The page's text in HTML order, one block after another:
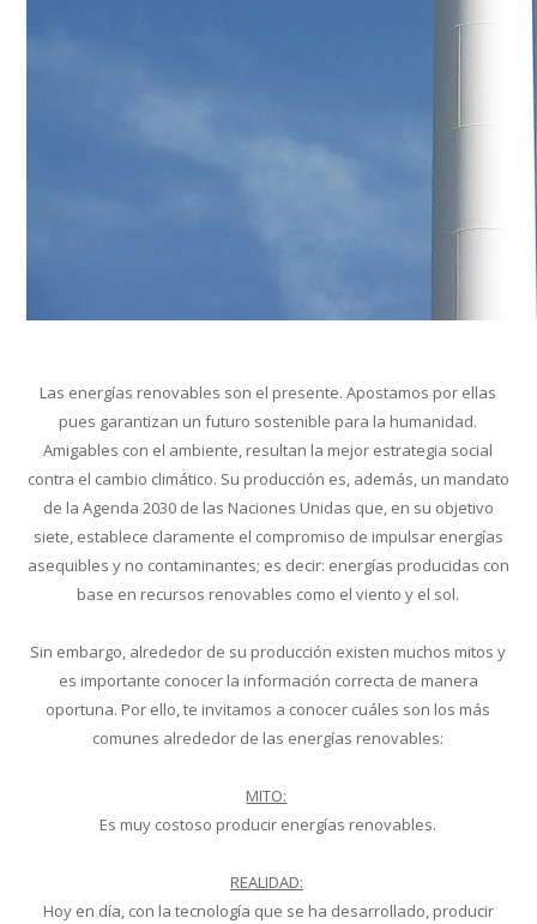
Las energías renovables son el presente. Apostamos por ellas
pues garantizan un futuro sostenible para la humanidad.
Amigables con el ambiente, resultan la mejor estrategia social
contra el cambio climático. Su producción es, además, un mandato
de la Agenda 2030 de las Naciones Unidas que, en su objetivo
siete, establece claramente el compromiso de impulsar energías
asequibles y no contaminantes; es decir: energías producidas con
base en recursos renovables como el viento y el sol.
Sin embargo, alrededor de su producción existen muchos mitos y
es importante conocer la información correcta de manera
oportuna. Por ello, te invitamos a conocer cuáles son los más
comunes alrededor de las energías renovables:
MITO:
Es muy costoso producir energías renovables.
REALIDAD:
Hoy en día, con la tecnología que se ha desarrollado, producir